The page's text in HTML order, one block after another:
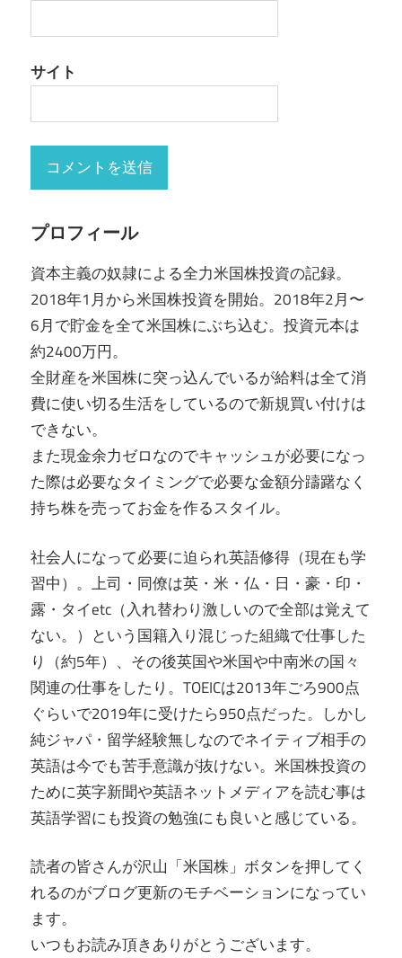
サイト
プロフィール
資本主義の奴隷による全力米国株投資の記録。
2018年1月から米国株投資を開始。2018年2月〜
6月で貯金を全て米国株にぶち込む。投資元本は
約2400万円。
全財産を米国株に突っ込んでいるが給料は全て消
費に使い切る生活をしているので新規買い付けは
できない。
また現金余力ゼロなのでキャッシュが必要になっ
た際は必要なタイミングで必要な金額分躊躇なく
持ち株を売ってお金を作るスタイル。
社会人になって必要に迫られ英語修得（現在も学
習中）。上司・同僚は英・米・仏・日・豪・印・
露・タイetc（入れ替わり激しいので全部は覚えて
ない。）という国籍入り混じった組織で仕事した
り（約5年）、その後英国や米国や中南米の国々
関連の仕事をしたり。TOEICは2013年ごろ900点
ぐらいで2019年に受けたら950点だった。しかし
純ジャパ・留学経験無しなのでネイティブ相手の
英語は今でも苦手意識が抜けない。米国株投資の
ために英字新聞や英語ネットメディアを読む事は
英語学習にも投資の勉強にも良いと感じている。
読者の皆さんが沢山「米国株」ボタンを押してく
れるのがブログ更新のモチベーションになってい
ます。
いつもお読み頂きありがとうございます。